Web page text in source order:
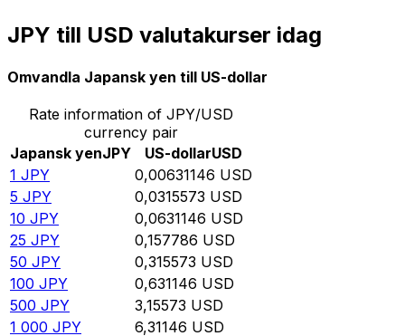
JPY till USD valutakurser idag
Omvandla Japansk yen till US-dollar
Rate information of JPY/USD
currency pair
Japansk yenJPY US-dollarUSD
1 JPY 0,00631146 USD
5 JPY 0,0315573 USD
10 JPY 0,0631146 USD
25 JPY 0,157786 USD
50 JPY 0,315573 USD
100 JPY 0,631146 USD
500 JPY 3,15573 USD
1 000 JPY 6,31146 USD